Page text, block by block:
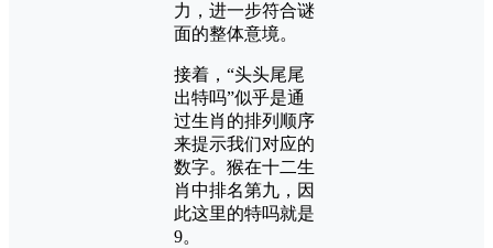
力，进一步符合谜
面的整体意境。
接着，“头头尾尾
出特吗”似乎是通
过生肖的排列顺序
来提示我们对应的
数字。猴在十二生
肖中排名第九，因
此这里的特吗就是
9。